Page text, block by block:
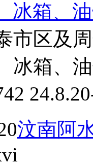
冰箱、
市区及
冰箱、
汶南阿